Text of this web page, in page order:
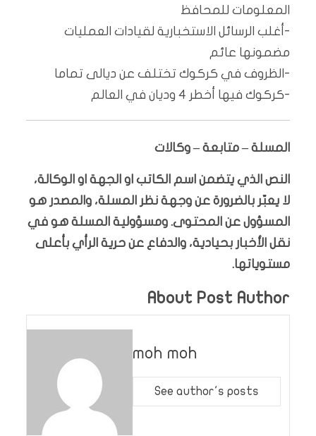
المعلومات للمحافظ
-أغلب الرسائل الاستخبارية لقيادات العمليات
مضمونها عائم
-الظروف في كركوك تختلف عن ديالى تماما
-كركوك فيها أخطر 4 وديان في العالم
المسلة – متابعة – وكالات
النص الذي يتضمن اسم الكاتب او الجهة او الوكالة،
لا يعبّر بالضرورة عن وجهة نظر المسلة، والمصدر هو
المسؤول عن المحتوى. ومسؤولية المسلة هو في
نقل الأخبار بحيادية، والدفاع عن حرية الرأي بأعلى
مستوياتها.
About Post Author
moh moh
See author's posts